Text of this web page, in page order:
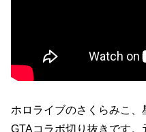
ホロライブのさくらみこ
GTAコラボ切り抜きです